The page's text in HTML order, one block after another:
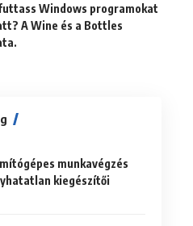
Windows programokat
A Wine és a Bottles
munkavégzés
kiegészítői